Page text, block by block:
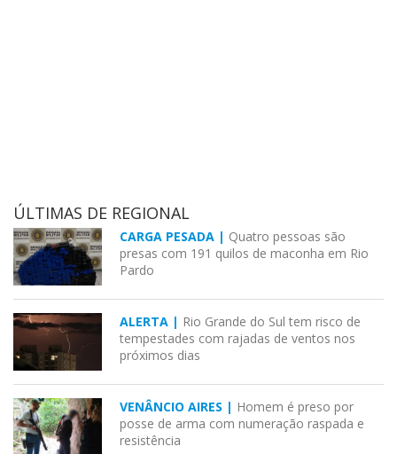
ÚLTIMAS DE REGIONAL
CARGA PESADA | Quatro pessoas são
presas com 191 quilos de maconha em Rio
Pardo
ALERTA | Rio Grande do Sul tem risco de
tempestades com rajadas de ventos nos
próximos dias
VENÂNCIO AIRES | Homem é preso por
posse de arma com numeração raspada e
resistência